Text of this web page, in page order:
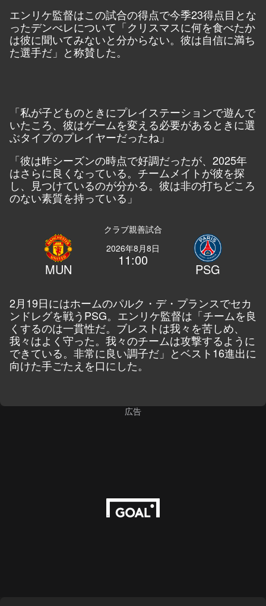
エンリケ監督はこの試合の得点で今季23得点目とな
ったデンべレについて「クリスマスに何を食べたか
は彼に聞いてみないと分からない。彼は自信に満ち
た選手だ」と称賛した。
「私が子どものときにプレイステーションで遊んで
いたころ、彼はゲームを変える必要があるときに選
ぶタイプのプレイヤーだったね」
「彼は昨シーズンの時点で好調だったが、2025年
はさらに良くなっている。チームメイトが彼を探
し、見つけているのが分かる。彼は非の打ちどころ
のない素質を持っている」
クラブ親善試合
MUN
2026年8月8日
11:00
PSG
2月19日にはホームのパルク・デ・プランスでセカ
ンドレグを戦うPSG。エンリケ監督は「チームを良
くするのは一貫性だ。ブレストは我々を苦しめ、
我々はよく守った。我々のチームは攻撃するように
できている。非常に良い調子だ」とベスト16進出に
向けた手ごたえを口にした。
広告